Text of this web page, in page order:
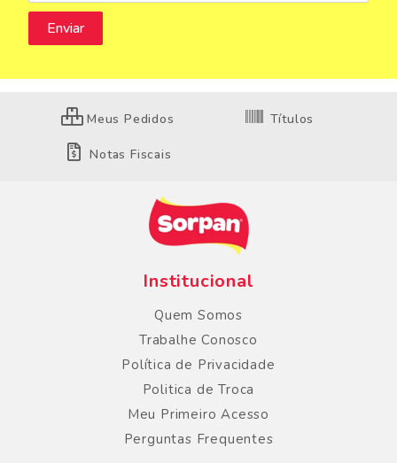
Meus Pedidos Títulos
Notas Fiscais
Institucional
Quem Somos
Trabalhe Conosco
Política de Privacidade
Politica de Troca
Meu Primeiro Acesso
Perguntas Frequentes